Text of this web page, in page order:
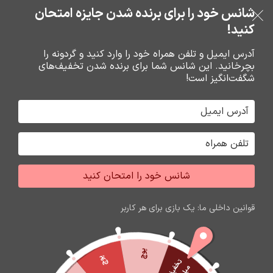
خرید قسطی با ترب‌پی
عبور به ناوبری
رفتن به محتوای اصلی
0 ریال
خانه هندزفري ها هدست
فروشگاه نوین تراشه گنجی
پوچ
پوچ
شانس خود را برای برنده شدن جایزه امتحان
کنید!
آدرس ایمیل و تلفن همراه خود را وارد کنید و گردونه را
بچرخانید. این شانس شما برای برنده شدن تخفیف‌های
شگفت‌انگیز است!
شانس خود را امتحان کنید
قوانین داخلی ما: یک بازی برای هر کاربر